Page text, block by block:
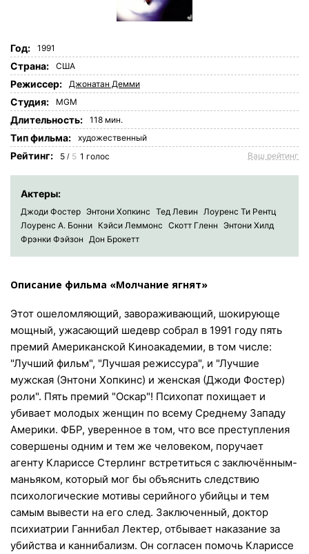
Год: 1991
Страна: США
Режиссер: Джонатан Демми
Студия: MGM
Длительность: 118 мин.
Tип фильма: художественный
Рейтинг: 5 / 5 1 голос Ваш рейтинг
Актеры:
Джоди Фостер Энтони Хопкинс Тед Левин Лоуренс Ти Рентц
Лоуренс А. Бонни Кэйси Леммонс Скотт Гленн Энтони Хилд
Фрэнки Фэйзон Дон Брокетт
Описание фильма «Молчание ягнят»
Этот ошеломляющий, завораживающий, шокирующе
мощный, ужасающий шедевр собрал в 1991 году пять
премий Американской Киноакадемии, в том числе:
"Лучший фильм", "Лучшая режиссура", и "Лучшие
мужская (Энтони Хопкинс) и женская (Джоди Фостер)
роли". Пять премий "Оскар"! Психопат похищает и
убивает молодых женщин по всему Среднему Западу
Америки. ФБР, уверенное в том, что все преступления
совершены одним и тем же человеком, поручает
агенту Клариссе Стерлинг встретиться с заключённым-
маньяком, который мог бы объяснить следствию
психологические мотивы серийного убийцы и тем
самым вывести на его след. Заключенный, доктор
психиатрии Ганнибал Лектер, отбывает наказание за
убийства и каннибализм. Он согласен помочь Клариссе